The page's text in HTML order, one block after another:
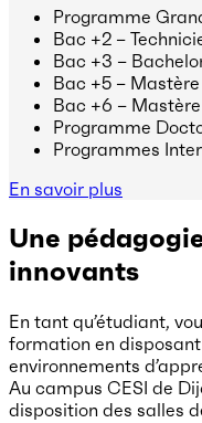
Programme
Bac +2 –
Bac +3 –
Bac +5 –
Bac +6 –
Programme
Programmes
En savoir plus
Une
innovants
En tant qu’étudiant,
formation en
environnements
Au campus CESI de
disposition des salles